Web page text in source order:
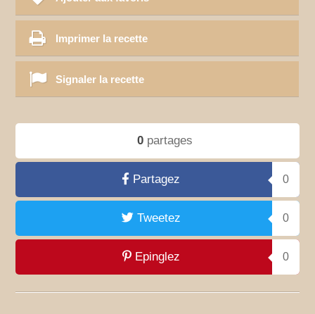
Imprimer la recette
Signaler la recette
0partages
Partagez 0
Tweetez 0
Epinglez 0